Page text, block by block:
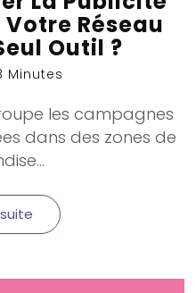
Réseau
Outil ?
Minutes
les campagnes
dans des zones de